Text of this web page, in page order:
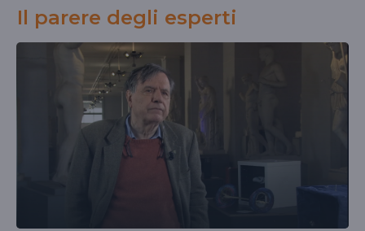
Il parere degli esperti